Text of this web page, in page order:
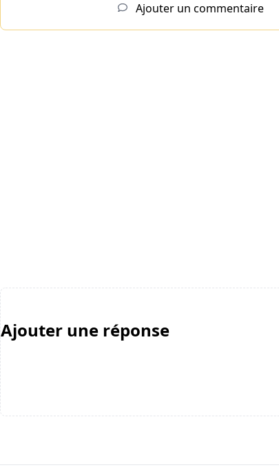
Ajouter un commentaire
Ajouter une réponse